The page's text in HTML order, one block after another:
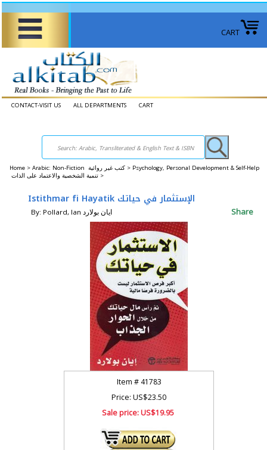
CART
CONTACT-VISIT US ALL DEPARTMENTS CART
Home > Arabic: Non-Fiction كتب غير روائية > Psychology, Personal Development & Self-Help
تنمية الشخصية والاعتماد على الذات >
Istithmar fi Hayatik الإستثمار في حياتك
By: Pollard, Ian ‎ايان بولارد Share
Item #41783
Price: US$23.50
Sale price:US$19.95